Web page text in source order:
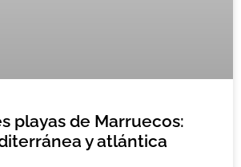
playas de Marruecos:
y atlántica